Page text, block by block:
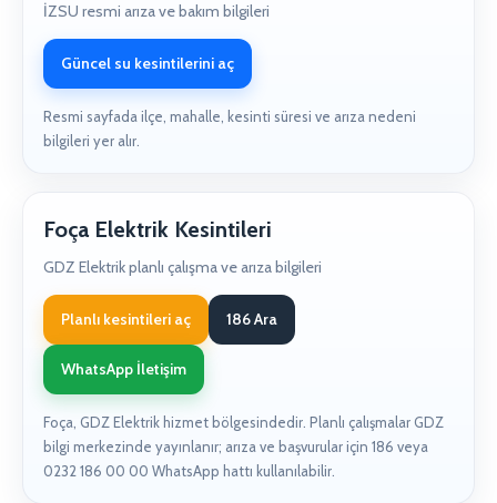
İZSU resmi arıza ve bakım bilgileri
Güncel su kesintilerini aç
Resmi sayfada ilçe, mahalle, kesinti süresi ve arıza nedeni
bilgileri yer alır.
Foça Elektrik Kesintileri
GDZ Elektrik planlı çalışma ve arıza bilgileri
Planlı kesintileri aç 186 Ara
WhatsApp İletişim
Foça, GDZ Elektrik hizmet bölgesindedir. Planlı çalışmalar GDZ
bilgi merkezinde yayınlanır; arıza ve başvurular için 186 veya
0232 186 00 00 WhatsApp hattı kullanılabilir.